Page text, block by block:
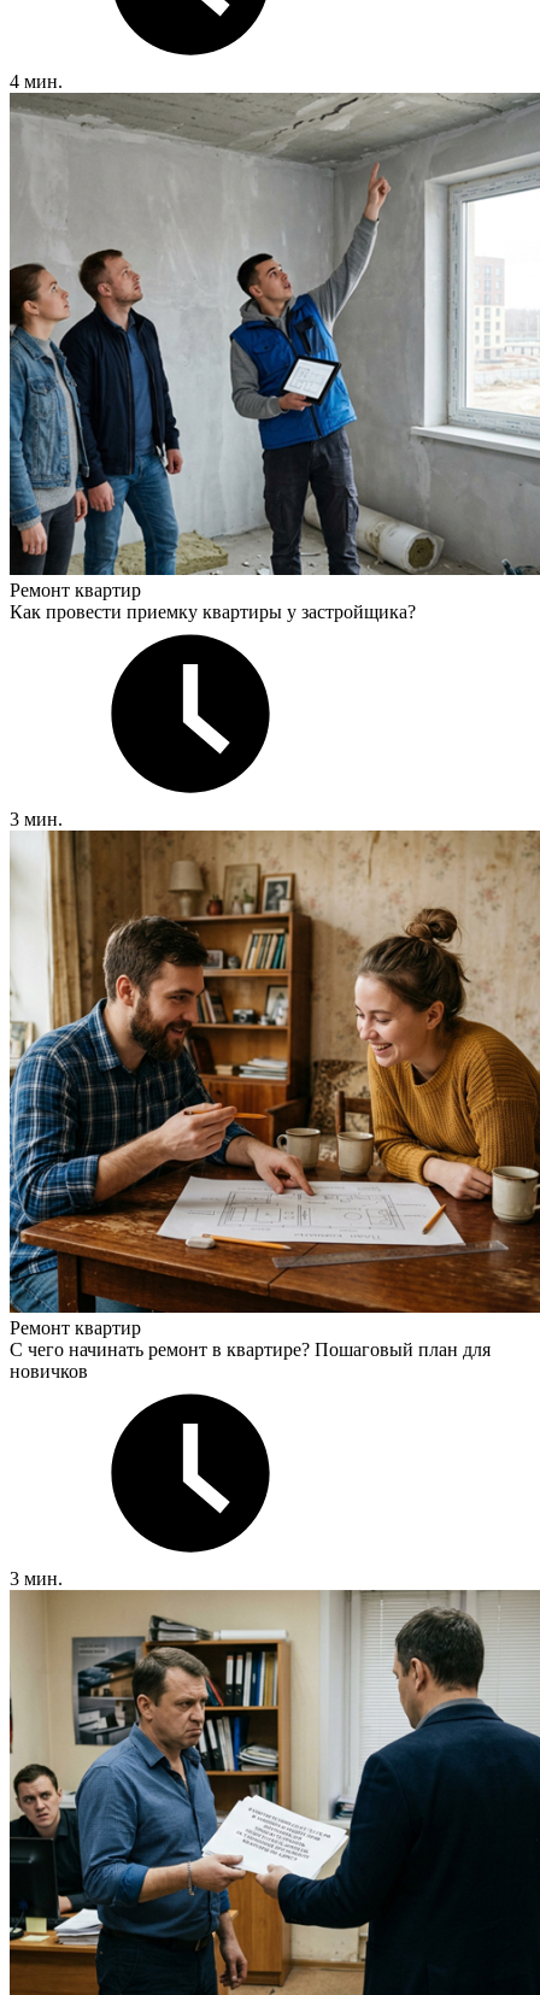
4 мин.
Ремонт квартир
Как провести приемку квартиры у застройщика?
3 мин.
Ремонт квартир
С чего начинать ремонт в квартире? Пошаговый план для
новичков
3 мин.